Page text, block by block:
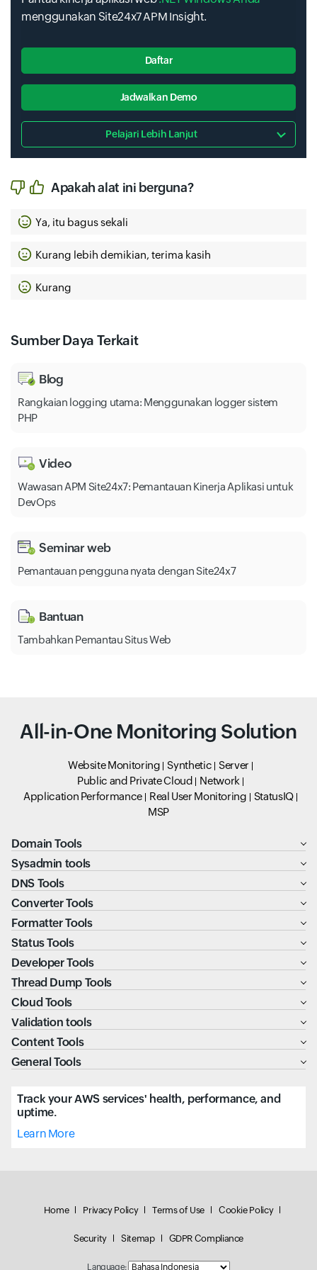
menggunakan Site24x7 APM Insight.
Daftar
Jadwalkan Demo
Pelajari Lebih Lanjut
Apakah alat ini berguna?
Ya, itu bagus sekali
Kurang lebih demikian, terima kasih
Kurang
Sumber Daya Terkait
Blog
Rangkaian logging utama: Menggunakan logger sistem
PHP
Video
Wawasan APM Site24x7: Pemantauan Kinerja Aplikasi untuk
DevOps
Seminar web
Pemantauan pengguna nyata dengan Site24x7
Bantuan
Tambahkan Pemantau Situs Web
All-in-One Monitoring Solution
Website Monitoring Synthetic
Server
Public and Private Cloud
Network
Application Performance
Real User Monitoring
StatusIQ
MSP
Domain Tools
Sysadmin tools
DNS Tools
Converter Tools
Formatter Tools
Status Tools
Developer Tools
Thread Dump Tools
Cloud Tools
Validation tools
Content Tools
General Tools
Track your AWS services' health, performance, and
uptime.
Learn More
Home Privacy Policy Terms of Use Cookie Policy
Security Sitemap GDPR Compliance
Language: